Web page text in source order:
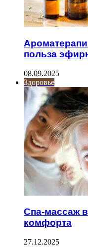
польза
08.09.2025
Здоровье
Спа-массаж
комфорта
27.12.2025